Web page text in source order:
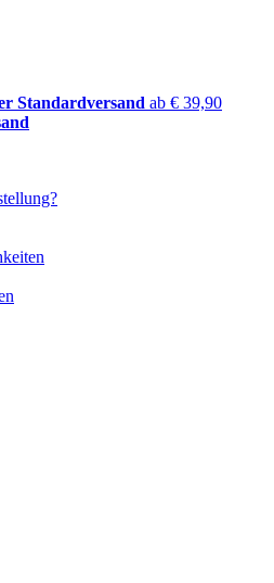
Standardversand ab € 39,90